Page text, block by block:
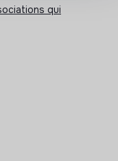
qui